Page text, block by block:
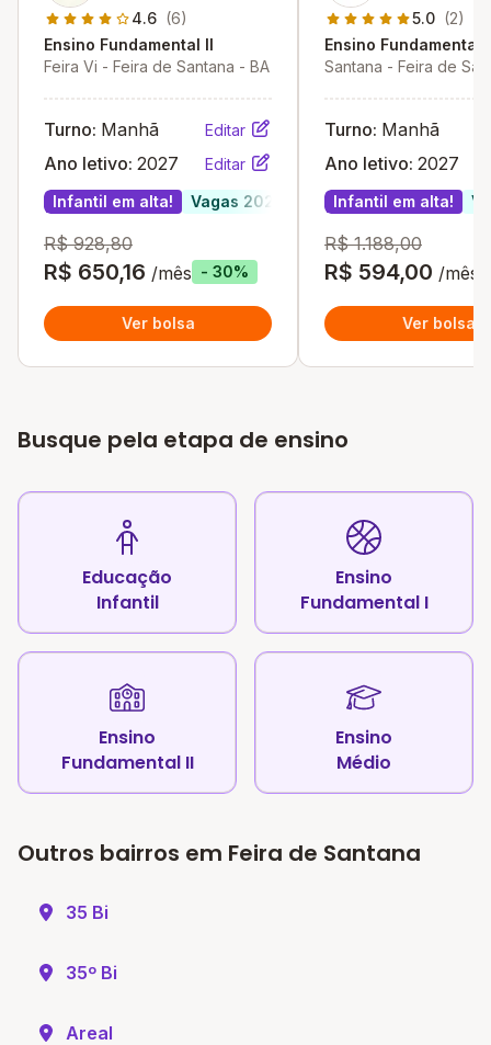
4.6 (6)
Ensino Fundamental II
Feira Vi - Feira de Santana - BA
Turno: Manhã Editar
Ano letivo: 2027
Editar
Infantil em alta!
Vagas 2027
R$ 928,80
R$ 650,16 /mês - 30%
Ver bolsa
5.0 (2)
Ensino Fundamental
Santana - Feira de
Turno: Manhã
Ano letivo: 2027
Infantil em alta!
R$ 1.188,00
R$ 594,00 /mês
Ver bolsa
Busque pela etapa de ensino
Educação
Infantil
Ensino
Fundamental I
Ensino
Fundamental II
Ensino
Médio
Outros bairros em Feira de Santana
35 Bi
35º Bi
Areal